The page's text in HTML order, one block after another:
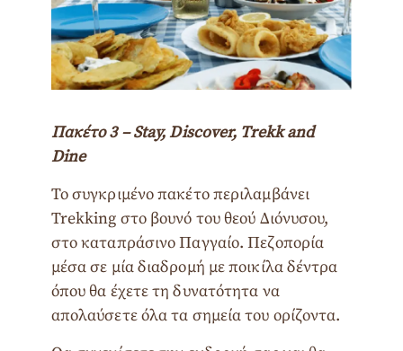
Πακέτο 3 – Stay, Discover, Trekk and
Dine
Το συγκριμένο πακέτο περιλαμβάνει
Trekking στο βουνό του θεού Διόνυσου,
στο καταπράσινο Παγγαίο. Πεζοπορία
μέσα σε μία διαδρομή με ποικίλα δέντρα
όπου θα έχετε τη δυνατότητα να
απολαύσετε όλα τα σημεία του ορίζοντα.